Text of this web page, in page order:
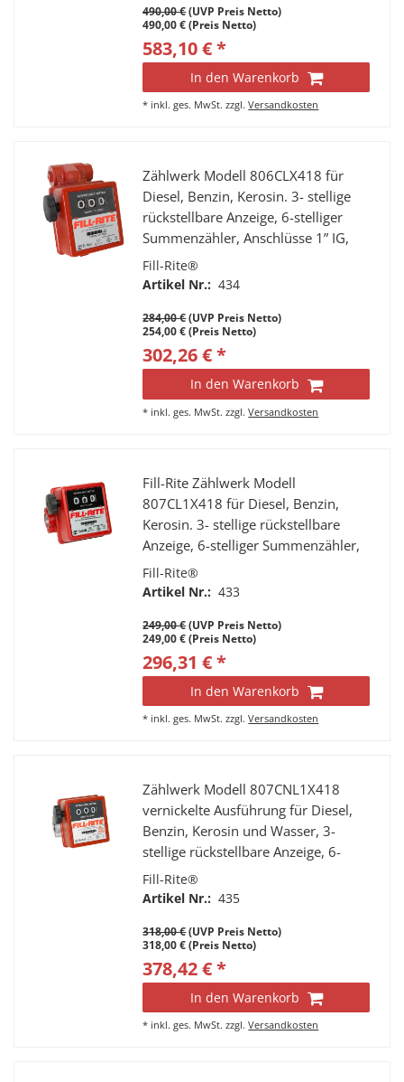
Genauigkeit ±2%
490,00 €(UVP Preis Netto)
490,00 € (Preis Netto)
583,10 € *
In den Warenkorb
* inkl. ges. MwSt. zzgl.Versandkosten
Zählwerk Modell 806CLX418 für
Diesel, Benzin, Kerosin. 3- stellige
rückstellbare Anzeige, 6-stelliger
Summenzähler, Anschlüsse 1” IG,
Durchfluss 20 - 75 l/min.
Durchflussrichtung vertikal von
Schmutzfänger
Fill-Rite®
Artikel Nr.: 434
284,00 €(UVP Preis Netto)
254,00 € (Preis Netto)
302,26 € *
In den Warenkorb
* inkl. ges. MwSt. zzgl.Versandkosten
Fill-Rite Zählwerk Modell
807CL1X418 für Diesel, Benzin,
Kerosin. 3- stellige rückstellbare
Anzeige, 6-stelliger Summenzähler,
Anschlüsse 1” IG, Durchfluss 20 - 75
l/min.
Fill-Rite®
Artikel Nr.: 433
249,00 €(UVP Preis Netto)
249,00 € (Preis Netto)
296,31 € *
In den Warenkorb
* inkl. ges. MwSt. zzgl.Versandkosten
Zählwerk Modell 807CNL1X418
vernickelte Ausführung für Diesel,
Benzin, Kerosin und Wasser, 3-
stellige rückstellbare Anzeige, 6-
stelliger Summenzähler, Anschlüsse
1” IG, Durchfluss 20 - 75 l/min.
Fill-Rite®
Artikel Nr.: 435
318,00 €(UVP Preis Netto)
318,00 € (Preis Netto)
378,42 € *
In den Warenkorb
* inkl. ges. MwSt. zzgl.Versandkosten